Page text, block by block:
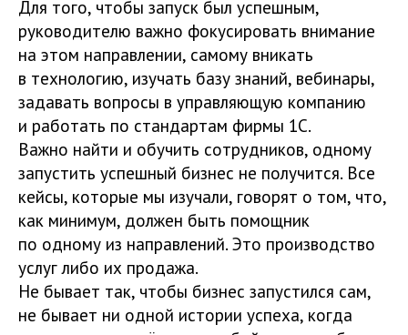
Для того, чтобы запуск был успешным,
руководителю важно фокусировать внимание
на этом направлении, самому вникать
в технологию, изучать базу знаний, вебинары,
задавать вопросы в управляющую компанию
и работать по стандартам фирмы 1С.
Важно найти и обучить сотрудников, одному
запустить успешный бизнес не получится. Все
кейсы, которые мы изучали, говорят о том, что,
как минимум, должен быть помощник
по одному из направлений. Это производство
услуг либо их продажа.
Не бывает так, чтобы бизнес запустился сам,
не бывает ни одной истории успеха, когда